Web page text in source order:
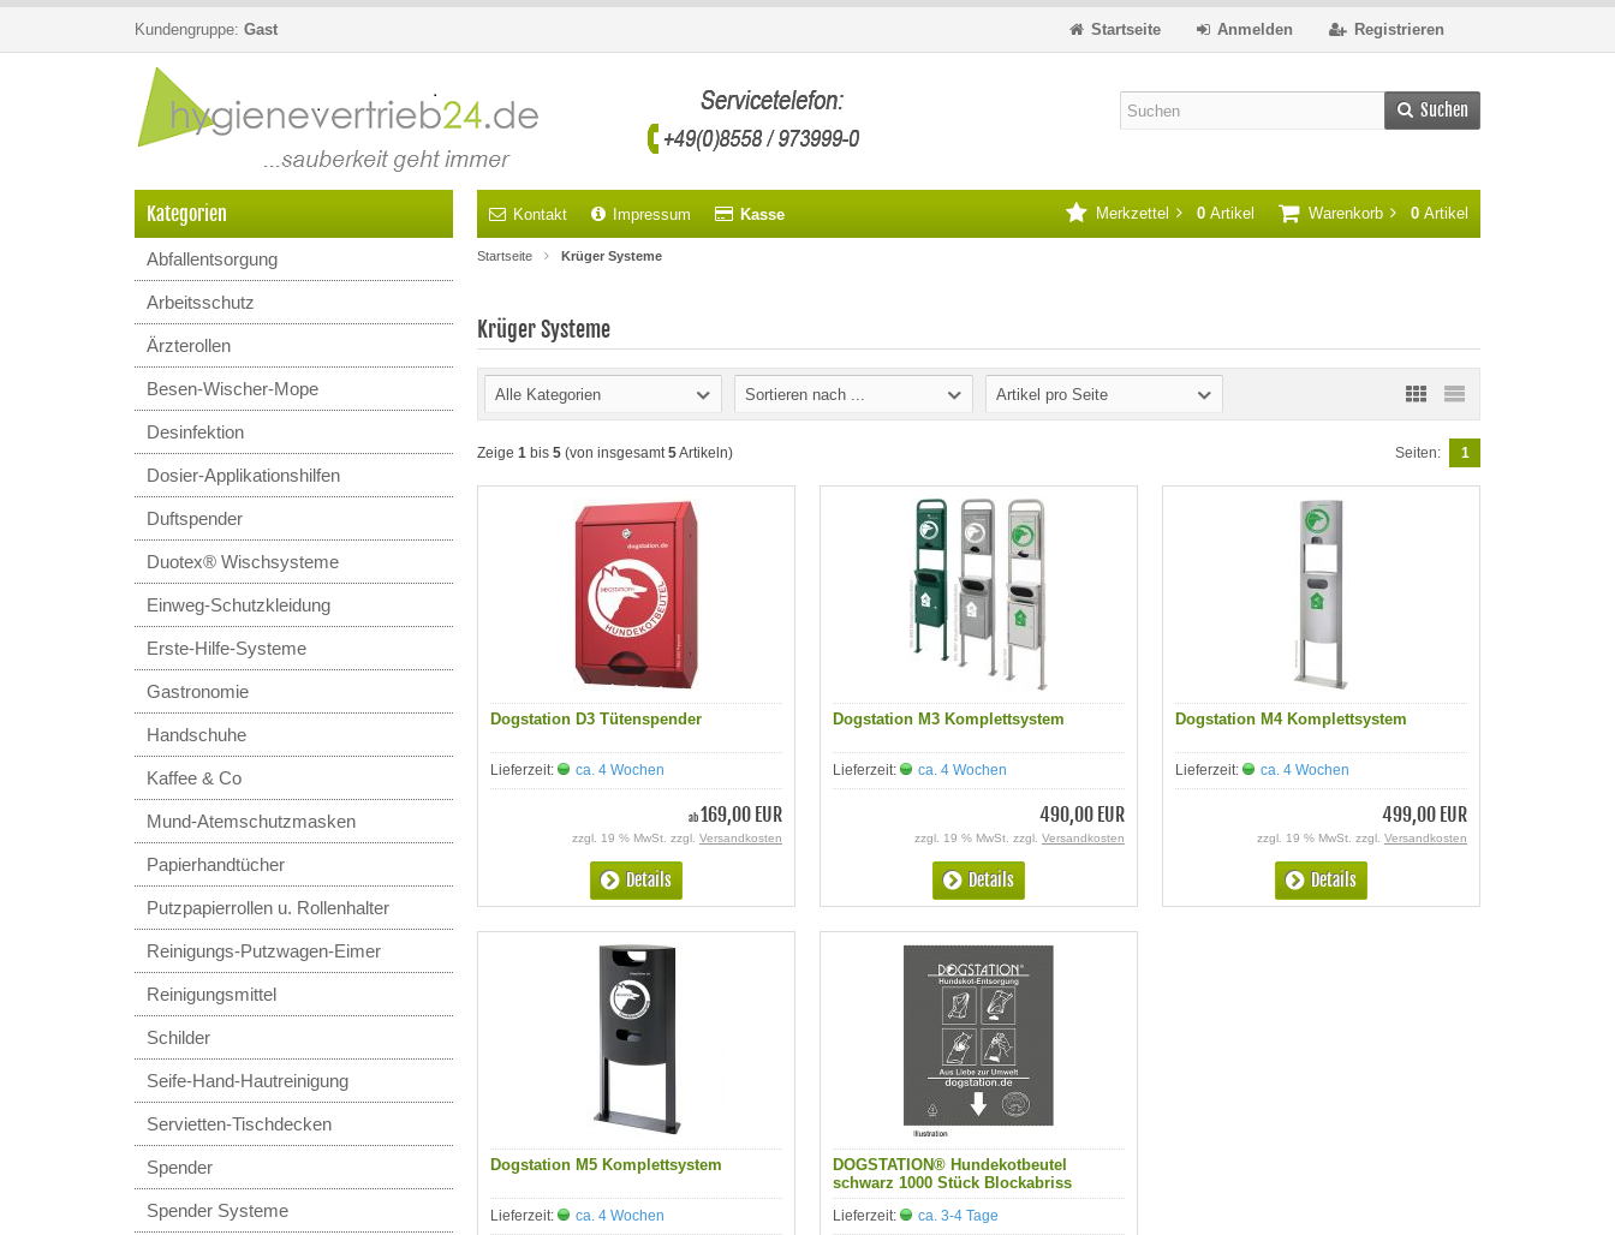
Kundengruppe: Gast Registrieren
Anmelden
Startseite
Suchen
Kontakt Impressum Kasse Warenkorb 0 Artikel
Merkzettel 0 Artikel
Startseite Krüger Systeme
Krüger Systeme
Alle Kategorien Sortieren nach ... Artikel pro Seite
Zeige 1 bis 5 (von insgesamt5Artikeln) Seiten: 1
Dogstation D3 Tütenspender
Lieferzeit: ca. 4 Wochen
ab169,00 EUR
zzgl. 19 % MwSt. zzgl. Versandkosten
Details
Dogstation M3 Komplettsystem
Lieferzeit: ca. 4 Wochen
490,00 EUR
zzgl. 19 % MwSt. zzgl. Versandkosten
Details
Dogstation M4 Komplettsystem
Lieferzeit: ca. 4 Wochen
499,00 EUR
zzgl. 19 % MwSt. zzgl. Versandkosten
Details
Dogstation M5 Komplettsystem
Lieferzeit: ca. 4 Wochen
DOGSTATION® Hundekotbeutel
schwarz 1000 Stück Blockabriss
Lieferzeit: ca. 3-4 Tage
Kategorien
Abfallentsorgung
Arbeitsschutz
Ärzterollen
Besen-Wischer-Mope
Desinfektion
Dosier-Applikationshilfen
Duftspender
Duotex® Wischsysteme
Einweg-Schutzkleidung
Erste-Hilfe-Systeme
Gastronomie
Handschuhe
Kaffee & Co
Mund-Atemschutzmasken
Papierhandtücher
Putzpapierrollen u. Rollenhalter
Reinigungs-Putzwagen-Eimer
Reinigungsmittel
Schilder
Seife-Hand-Hautreinigung
Servietten-Tischdecken
Spender
Spender Systeme